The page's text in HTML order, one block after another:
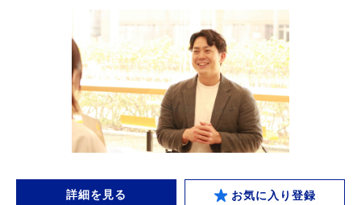
詳細を見る お気に入り登録